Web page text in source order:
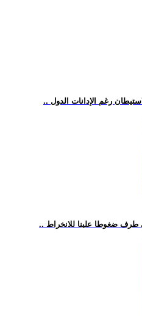
رغم الإدانات الدول
طرف ضغوطا علينا للانخراط